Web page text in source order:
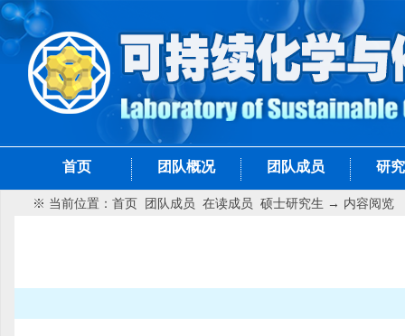
首页 团队概况 团队成员 研
※ 当前位置： 首页 团队成员 在读成员 硕士研究生 → 内容阅览